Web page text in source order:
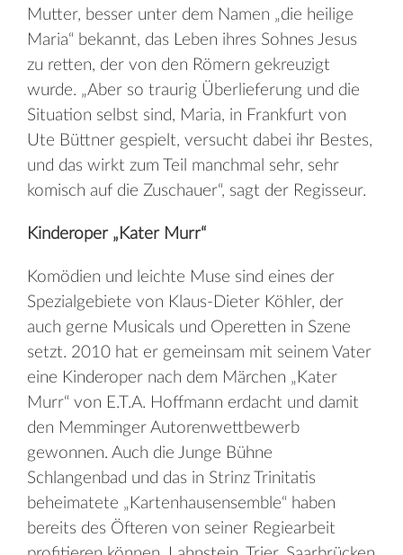
Mutter, besser unter dem Namen „die heilige
Maria“ bekannt, das Leben ihres Sohnes Jesus
zu retten, der von den Römern gekreuzigt
wurde. „Aber so traurig Überlieferung und die
Situation selbst sind, Maria, in Frankfurt von
Ute Büttner gespielt, versucht dabei ihr Bestes,
und das wirkt zum Teil manchmal sehr, sehr
komisch auf die Zuschauer“, sagt der Regisseur.
Kinderoper „Kater Murr“
Komödien und leichte Muse sind eines der
Spezialgebiete von Klaus-Dieter Köhler, der
auch gerne Musicals und Operetten in Szene
setzt. 2010 hat er gemeinsam mit seinem Vater
eine Kinderoper nach dem Märchen „Kater
Murr“ von E.T.A. Hoffmann erdacht und damit
den Memminger Autorenwettbewerb
gewonnen. Auch die Junge Bühne
Schlangenbad und das in Strinz Trinitatis
beheimatete „Kartenhausensemble“ haben
bereits des Öfteren von seiner Regiearbeit